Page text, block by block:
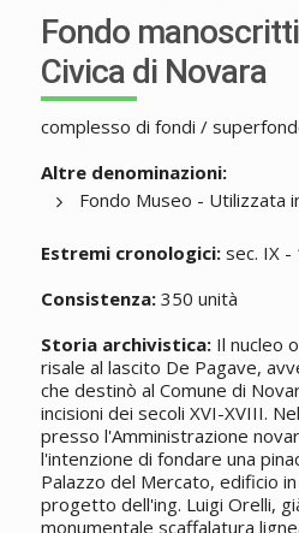
Fondo
Civica di Novara
complesso di fondi /
Altre denominazioni:
Fondo Museo - Utilizzata
Estremi cronologici:sec. IX -
Consistenza:350 unità
Storia archivistica:Il nucleo
risale al lascito De Pagave,
che destinò al Comune di
incisioni dei secoli XVI-XVIII.
presso l'Amministrazione
l'intenzione di fondare una
Palazzo del Mercato, edificio
progetto dell'ing. Luigi Orelli,
monumentale scaffalatura